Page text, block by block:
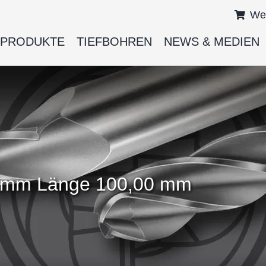
PRODUKTE TIEFBOHREN NEWS & MEDIEN
Länge 100,00 mm